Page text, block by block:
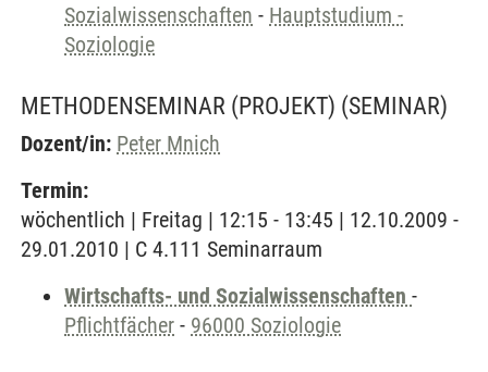
Sozialwissenschaften - Hauptstudium -
Soziologie
METHODENSEMINAR (PROJEKT) (SEMINAR)
Dozent/in: Peter Mnich
Termin:
wöchentlich | Freitag | 12:15 - 13:45 | 12.10.2009 -
29.01.2010 | C 4.111 Seminarraum
Wirtschafts- und Sozialwissenschaften -
Pflichtfächer - 96000 Soziologie